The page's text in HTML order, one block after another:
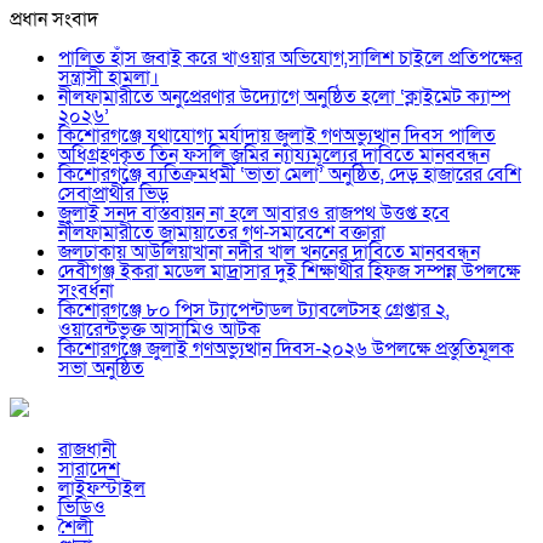
প্রধান সংবাদ
পালিত হাঁস জবাই করে খাওয়ার অভিযোগ,সালিশ চাইলে প্রতিপক্ষের
সন্ত্রাসী হামলা।
নীলফামারীতে অনুপ্রেরণার উদ্যোগে অনুষ্ঠিত হলো ‘ক্লাইমেট ক্যাম্প
২০২৬’
কিশোরগঞ্জে যথাযোগ্য মর্যাদায় জুলাই গণঅভ্যুত্থান দিবস পালিত
অধিগ্রহণকৃত তিন ফসলি জমির ন্যায্যমূল্যের দাবিতে মানববন্ধন
কিশোরগঞ্জে ব্যতিক্রমধর্মী ‘ভাতা মেলা’ অনুষ্ঠিত, দেড় হাজারের বেশি
সেবাপ্রার্থীর ভিড়
জুলাই সনদ বাস্তবায়ন না হলে আবারও রাজপথ উত্তপ্ত হবে
নীলফামারীতে জামায়াতের গণ-সমাবেশে বক্তারা
জলঢাকায় আউলিয়াখানা নদীর খাল খননের দাবিতে মানববন্ধন
দেবীগঞ্জ ইকরা মডেল মাদ্রাসার দুই শিক্ষার্থীর হিফজ সম্পন্ন উপলক্ষে
সংবর্ধনা
কিশোরগঞ্জে ৮০ পিস ট্যাপেন্টাডল ট্যাবলেটসহ গ্রেপ্তার ২,
ওয়ারেন্টভুক্ত আসামিও আটক
কিশোরগঞ্জে জুলাই গণঅভ্যুত্থান দিবস-২০২৬ উপলক্ষে প্রস্তুতিমূলক
সভা অনুষ্ঠিত
রাজধানী
সারাদেশ
লাইফস্টাইল
ভিডিও
শৈলী